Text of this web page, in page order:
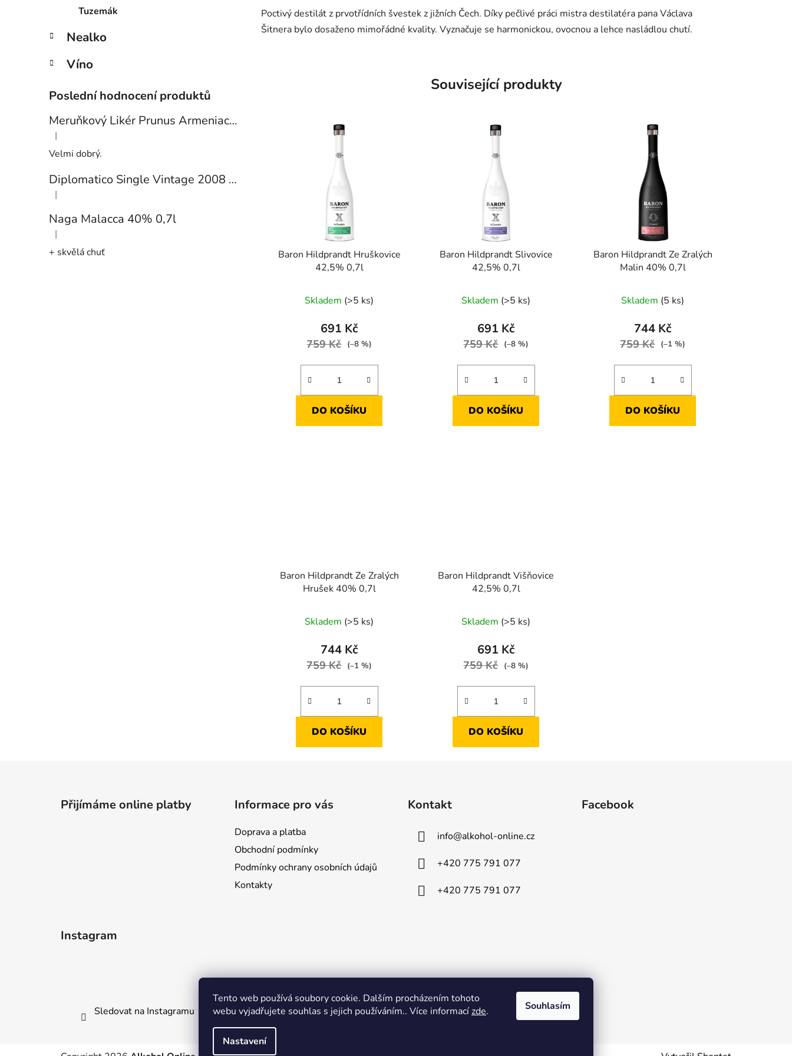
Tento web používá soubory cookie. Dalším procházením tohoto
webu vyjadřujete souhlas s jejich používáním.. Více informacízde.
Nastavení
Souhlasím
Tuzemák
Nealko
Víno
Poslední hodnocení produktů
Meruňkový Likér Prunus Armeniaca 24% 0,7l
Hodnocení produktu je 5 z 5 hvězdiček.
|
Velmi dobrý.
Diplomatico Single Vintage 2008 43% 0,7l
Hodnocení produktu je 5 z 5 hvězdiček.
|
Naga Malacca 40% 0,7l
Hodnocení produktu je 5 z 5 hvězdiček.
|
+ skvělá chuť
Poctivý destilát z prvotřídních švestek z jižních Čech. Díky pečlivé práci mistra destilatéra pana Václava
Šitnera bylo dosaženo mimořádné kvality. Vyznačuje se harmonickou, ovocnou a lehce nasládlou chutí.
Související produkty
Baron Hildprandt Hruškovice
42,5% 0,7l
Skladem (>5 ks)
691 Kč
759 Kč (–8 %)
DO KOŠÍKU
Baron Hildprandt Slivovice
42,5% 0,7l
Skladem (>5 ks)
691 Kč
759 Kč (–8 %)
DO KOŠÍKU
Baron Hildprandt Ze Zralých
Malin 40% 0,7l
Skladem (5 ks)
744 Kč
759 Kč (–1 %)
DO KOŠÍKU
Baron Hildprandt Ze Zralých
Hrušek 40% 0,7l
Skladem (>5 ks)
744 Kč
759 Kč (–1 %)
DO KOŠÍKU
Baron Hildprandt Višňovice
42,5% 0,7l
Skladem (>5 ks)
691 Kč
759 Kč (–8 %)
DO KOŠÍKU
Přijímáme online platby Informace pro vás
Doprava a platba
Obchodní podmínky
Podmínky ochrany osobních údajů
Kontakty
Kontakt
info@alkohol-online.cz
+420 775 791 077
+420 775 791 077
Facebook
Instagram
Sledovat na Instagramu